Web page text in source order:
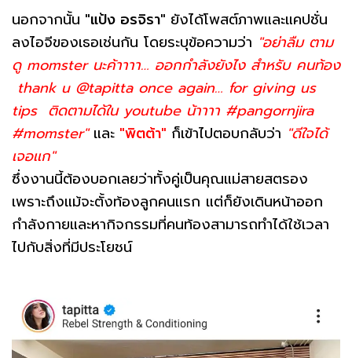
นอกจากนั้น "แป้ง อรจิรา" ยังได้โพสต์ภาพและแคปชั่น
ลงไอจีของเธอเช่นกัน โดยระบุข้อความว่า "อย่าลืม ตาม
ดู momster นะค้าาาา… ออกกำลังยังไง สำหรับ คนท้อง
thank u @tapitta once again… for giving us
tips ติดตามได้ใน youtube น้าาาา #pangornjira
#momster"และ "พิตต้า" ก็เข้าไปตอบกลับว่า "ดีใจได้
เจอเเก"
ซึ่งงานนี้ต้องบอกเลยว่าทั้งคู่เป็นคุณแม่สายสตรอง
เพราะถึงแม้จะตั้งท้องลูกคนแรก แต่ก็ยังเดินหน้าออก
กำลังกายและหากิจกรรมที่คนท้องสามารถทำได้ใช้เวลา
ไปกับสิ่งที่มีประโยชน์